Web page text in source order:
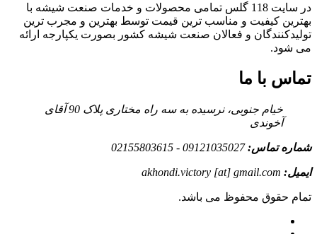
در سایت 118 گلس تمامی محصولات و خدمات صنعت شیشه با
بهترین کیفیت و مناسب ترین قیمت توسط بهترین و مجرب ترین
تولیدکنندگان و فعالان صنعت شیشه کشور بصورت یکپارجه ارائه
می شود.
تماس با ما
خیام جنوبی، نرسیده به سه راه مختاری پلاک 90 آقای
آخوندی
شماره تماس:09121035027 - 02155803615
ایمیل: akhondi.victory [at] gmail.com
تمام حقوق محفوظ می باشد.